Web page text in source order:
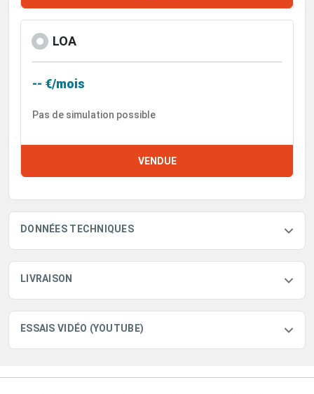
LOA
-- €/mois
Pas de simulation possible
VENDUE
DONNÉES TECHNIQUES
LIVRAISON
ESSAIS VIDÉO (YOUTUBE)